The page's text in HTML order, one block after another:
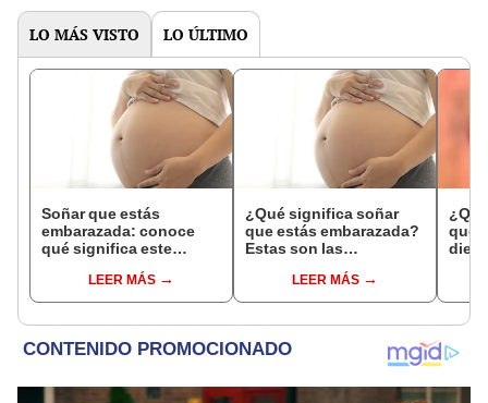
LO MÁS VISTO LO ÚLTIMO
Soñar que estás
embarazada: conoce
qué significa este
LEER MÁS
¿Qué significa soñar
que estás embarazada?
Estas son las
comunesLEER MÁS
que